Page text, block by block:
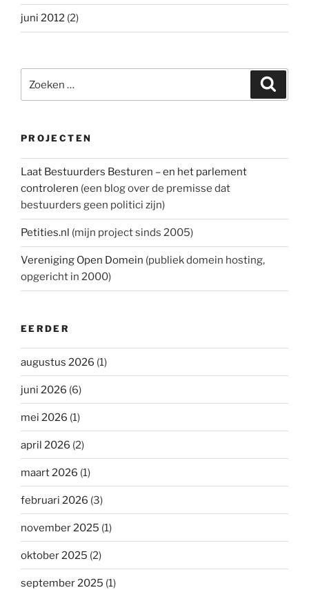
juni 2012 (2)
naar:
PROJECTEN
Laat Bestuurders Besturen – en het parlement
controleren (een blog over de premisse dat
bestuurders geen politici zijn)
Petities.nl (mijn project sinds 2005)
Vereniging Open Domein (publiek domein hosting,
opgericht in 2000)
EERDER
augustus 2026 (1)
juni 2026 (6)
mei 2026 (1)
april 2026 (2)
maart 2026 (1)
februari 2026 (3)
november 2025 (1)
oktober 2025 (2)
september 2025 (1)